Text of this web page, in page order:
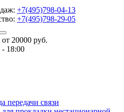
+7(495)798-04-13
+7(495)798-29-05
20000 руб.
18:00
передачи связи